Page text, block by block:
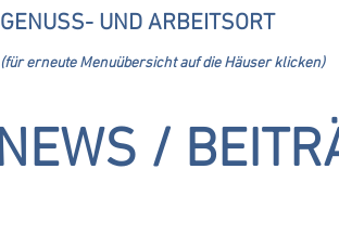
GENUSS- UND ARBEITSORT
(für erneute Menuübersicht auf die Häuser klicken)
/